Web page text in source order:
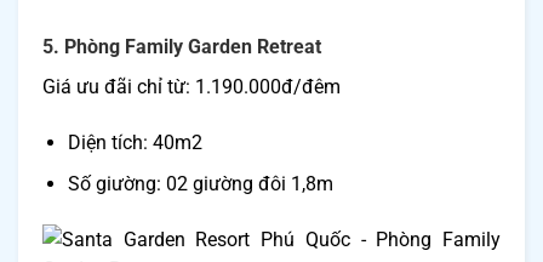
5. Phòng Family Garden Retreat
Giá ưu đãi chỉ từ: 1.190.000đ/đêm
Diện tích: 40m2
Số giường: 02 giường đôi 1,8m